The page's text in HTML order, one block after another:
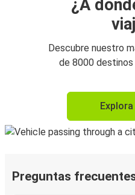
¿A
Descubre nuestro
de 8000
Preguntas